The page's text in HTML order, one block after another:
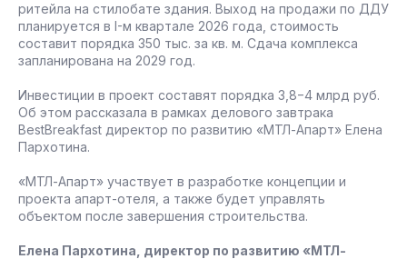
ритейла на стилобате здания. Выход на продажи по ДДУ
планируется в I-м квартале 2026 года, стоимость
составит порядка 350 тыс. за кв. м. Сдача комплекса
запланирована на 2029 год.
Инвестиции в проект составят порядка 3,8−4 млрд руб.
Об этом рассказала в рамках делового завтрака
BestBreakfast директор по развитию «МТЛ-Апарт» Елена
Пархотина.
«МТЛ-Апарт» участвует в разработке концепции и
проекта апарт-отеля, а также будет управлять
объектом после завершения строительства.
Елена Пархотина, директор по развитию «МТЛ-